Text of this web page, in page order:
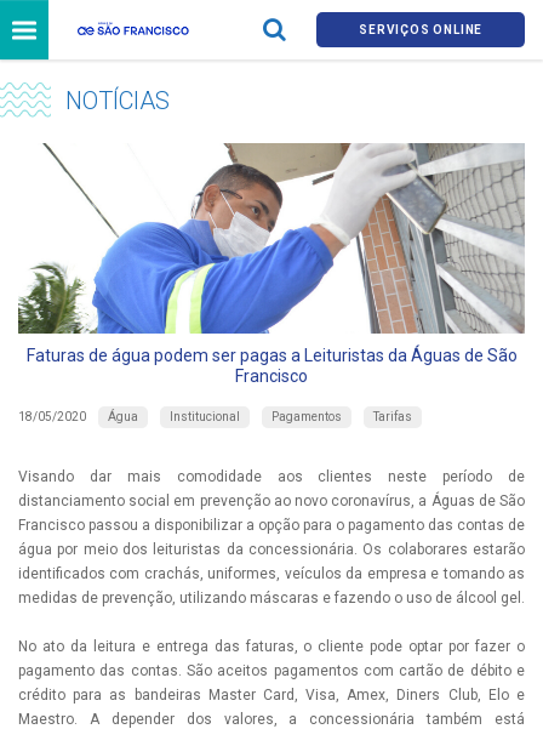
SERVIÇOS ONLINE
NOTÍCIAS
Faturas de água podem ser pagas a Leituristas da Águas de São
Francisco
18/05/2020 Água Institucional Pagamentos Tarifas
Visando dar mais comodidade aos clientes neste período de
distanciamento social em prevenção ao novo coronavírus, a Águas de São
Francisco passou a disponibilizar a opção para o pagamento das contas de
água por meio dos leituristas da concessionária. Os colaborares estarão
identificados com crachás, uniformes, veículos da empresa e tomando as
medidas de prevenção, utilizando máscaras e fazendo o uso de álcool gel.
No ato da leitura e entrega das faturas, o cliente pode optar por fazer o
pagamento das contas. São aceitos pagamentos com cartão de débito e
crédito para as bandeiras Master Card, Visa, Amex, Diners Club, Elo e
Maestro. A depender dos valores, a concessionária também está